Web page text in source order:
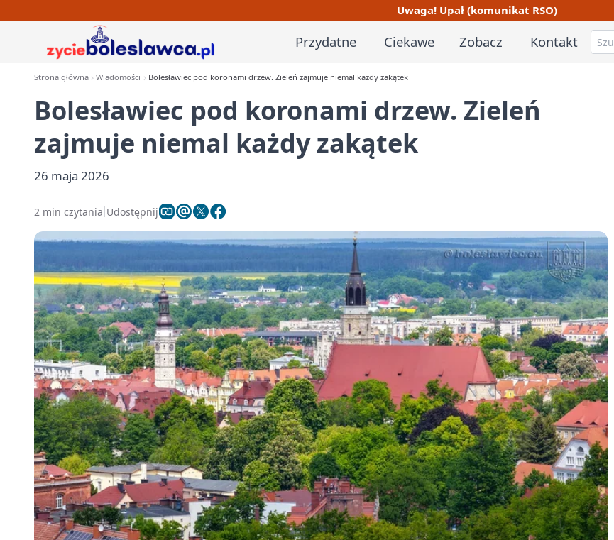
Uwaga! Upał (komunikat RSO)
Przydatne Ciekawe Zobacz Kontakt
Strona główna Wiadomości Bolesławiec pod koronami drzew. Zieleń zajmuje niemal każdy zakątek
Bolesławiec pod koronami drzew. Zieleń
zajmuje niemal każdy zakątek
26 maja 2026
2 min czytania Udostępnij